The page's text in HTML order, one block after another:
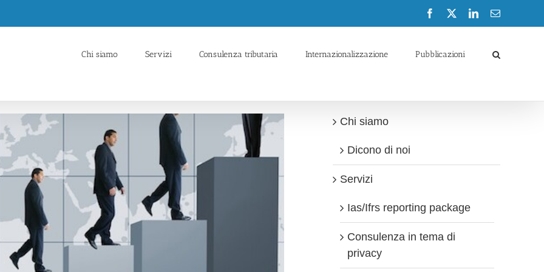
Facebook LinkedInEmail
Chi siamo Servizi Consulenza tributaria Internazionalizzazione Pubblicazioni
Chi siamo
Dicono di noi
Servizi
Ias/Ifrs reporting package
Consulenza in tema di
privacy